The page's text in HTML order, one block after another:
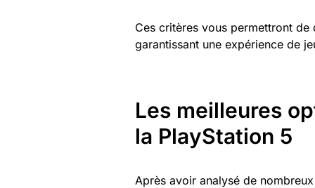
Ces critères vous permettront
garantissant une expérience de
Les meilleures
la PlayStation 5
Après avoir analysé de